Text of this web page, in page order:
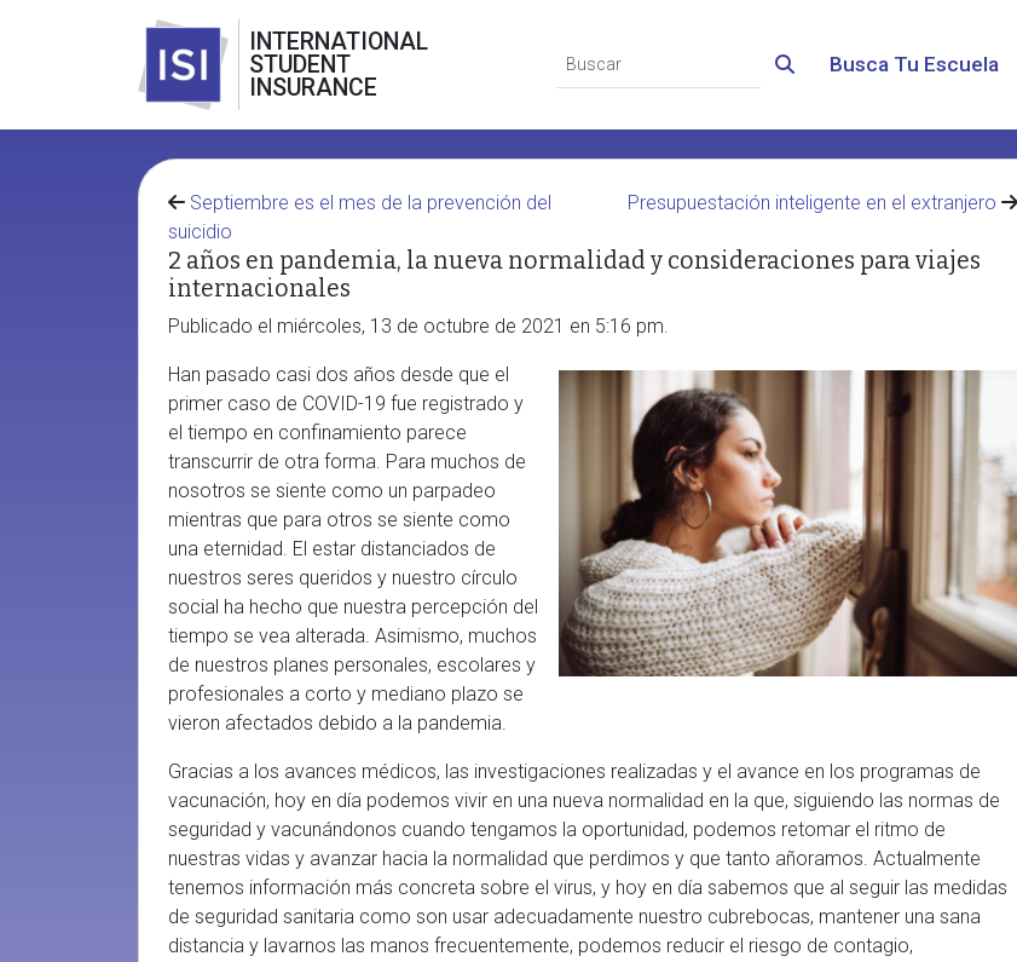
INTERNATIONAL
STUDENT
INSURANCE
Busca Tu Escuela
Septiembre es el mes de la prevención del
suicidio
Presupuestación inteligente en el extranjero
2 años en pandemia, la nueva normalidad y consideraciones para viajes
internacionales
Publicado el miércoles, 13 de octubre de 2021 en 5:16 pm.
Han pasado casi dos años desde que el
primer caso de COVID-19 fue registrado y
el tiempo en confinamiento parece
transcurrir de otra forma. Para muchos de
nosotros se siente como un parpadeo
mientras que para otros se siente como
una eternidad. El estar distanciados de
nuestros seres queridos y nuestro círculo
social ha hecho que nuestra percepción del
tiempo se vea alterada. Asimismo, muchos
de nuestros planes personales, escolares y
profesionales a corto y mediano plazo se
vieron afectados debido a la pandemia.
Gracias a los avances médicos, las investigaciones realizadas y el avance en los programas de
vacunación, hoy en día podemos vivir en una nueva normalidad en la que, siguiendo las normas de
seguridad y vacunándonos cuando tengamos la oportunidad, podemos retomar el ritmo de
nuestras vidas y avanzar hacia la normalidad que perdimos y que tanto añoramos. Actualmente
tenemos información más concreta sobre el virus, y hoy en día sabemos que al seguir las medidas
de seguridad sanitaria como son usar adecuadamente nuestro cubrebocas, mantener una sana
distancia y lavarnos las manos frecuentemente, podemos reducir el riesgo de contagio,